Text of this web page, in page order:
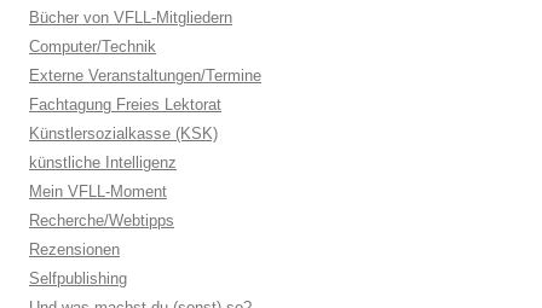
Bücher von VFLL-Mitgliedern
Computer/Technik
Externe Veranstaltungen/Termine
Fachtagung Freies Lektorat
Künstlersozialkasse (KSK)
künstliche Intelligenz
Mein VFLL-Moment
Recherche/Webtipps
Rezensionen
Selfpublishing